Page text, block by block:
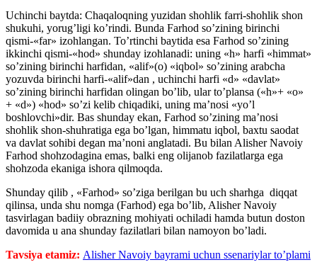
Uchinchi baytda: Chaqaloqning yuzidan shohlik farri-shohlik shon
shukuhi, yorug’ligi ko’rindi. Bunda Farhod so’zining birinchi
qismi-«far» izohlangan. To’rtinchi baytida esa Farhod so’zining
ikkinchi qismi-«hod» shunday izohlanadi: uning «h» harfi «himmat»
so’zining birinchi harfidan, «alif»(o) «iqbol» so’zining arabcha
yozuvda birinchi harfi-«alif»dan , uchinchi harfi «d» «davlat»
so’zining birinchi harfidan olingan bo’lib, ular to’plansa («h»+ «o»
+ «d») «hod» so’zi kelib chiqadiki, uning ma’nosi «yo’l
boshlovchi»dir. Bas shunday ekan, Farhod so’zining ma’nosi
shohlik shon-shuhratiga ega bo’lgan, himmatu iqbol, baxtu saodat
va davlat sohibi degan ma’noni anglatadi. Bu bilan Alisher Navoiy
Farhod shohzodagina emas, balki eng olijanob fazilatlarga ega
shohzoda ekaniga ishora qilmoqda.
Shunday qilib , «Farhod» so’ziga berilgan bu uch sharhga diqqat
qilinsa, unda shu nomga (Farhod) ega bo’lib, Alisher Navoiy
tasvirlagan badiiy obrazning mohiyati ochiladi hamda butun doston
davomida u ana shunday fazilatlari bilan namoyon bo’ladi.
Tavsiya etamiz: Alisher Navoiy bayrami uchun ssenariylar to’plami